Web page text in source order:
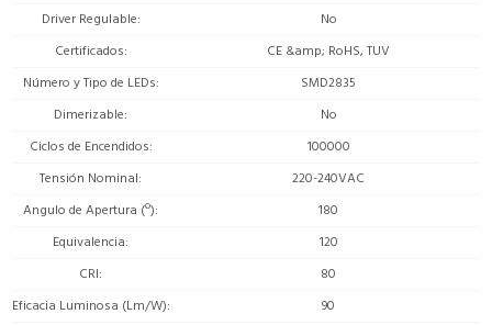
Driver Regulable
No
Certificados
CE &amp; RoHS, TUV
Número y Tipo de LEDs
SMD2835
Dimerizable
No
Ciclos de Encendidos
100000
Tensión Nominal
220-240VAC
Angulo de Apertura (º)
180
Equivalencia
120
CRI
80
Eficacia Luminosa (Lm/W)
90